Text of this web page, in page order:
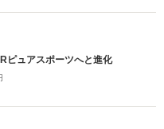
ピュアスポーツへと進化